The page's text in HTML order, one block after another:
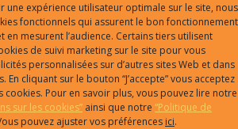
une expérience utilisateur optimale sur le site, nous
fonctionnels qui assurent le bon fonctionnement
en mesurent l’audience. Certains tiers utilisent
de suivi marketing sur le site pour vous
personnalisées sur d’autres sites Web et dans
En cliquant sur le bouton “J’accepte” vous acceptez
cookies. Pour en savoir plus, vous pouvez lire notre
sur les cookies” ainsi que notre “Politique de
pouvez ajuster vos préférences ici.